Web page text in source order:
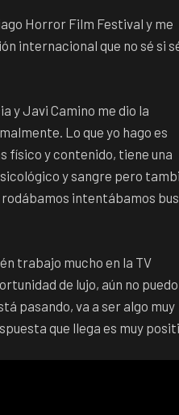
Horror Film Festival y me
internacional que no sé si
y Javi Camino me dio la
Lo que yo hago es
físico y contenido, tiene una
y sangre pero
rodábamos intentábamos
trabajo mucho en la TV
de lujo, aún no puedo
pasando, va a ser algo muy
que llega es muy